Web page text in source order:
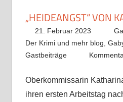
„HEIDEANGST“ VON
21. Februar 2023
Der Krimi und mehr blog
Gastbeiträge
Oberkommissarin
ihren ersten Arbeitstag